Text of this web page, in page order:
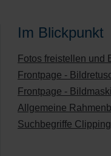
Im Blickpunkt
Fotos freistellen und
Frontpage -
Frontpage -
Allgemeine
Suchbegriffe